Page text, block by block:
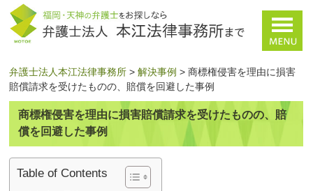
弁護士法人本江法律事務所 >解決事例 >商標権侵害を理由に損害
賠償請求を受けたものの、賠償を回避した事例
商標権侵害を理由に損害賠償請求を受けたものの、賠
償を回避した事例
Table of Contents